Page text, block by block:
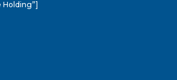
Holding”]